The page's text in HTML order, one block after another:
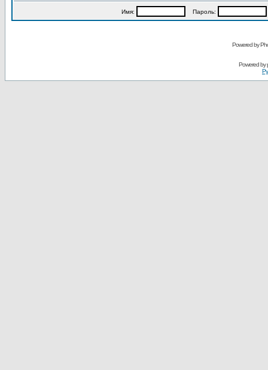
Имя: Пароль:
Powered by
Powered by